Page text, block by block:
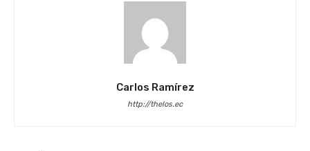
Carlos Ramírez
http://thelos.ec